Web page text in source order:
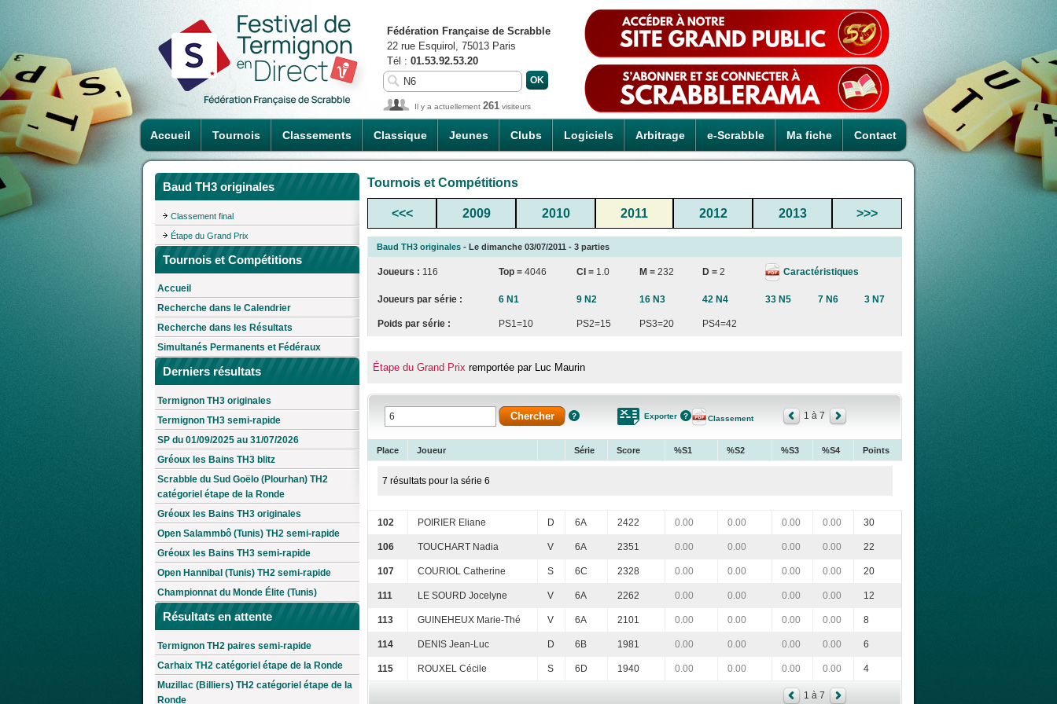
Accueil Tournois Classements Classique Jeunes Clubs Logiciels Arbitrage e-Scrabble Ma fiche Contact
Fédération Française de Scrabble
22 rue Esquirol, 75013 Paris
Tél : 01.53.92.53.20
Il y a actuellement 261 visiteurs
Baud TH3 originales
Classement final
Étape du Grand Prix
Tournois et Compétitions
Accueil
Recherche dans le Calendrier
Recherche dans les Résultats
Simultanés Permanents et Fédéraux
Derniers résultats
Termignon TH3 originales
Termignon TH3 semi-rapide
SP du 01/09/2025 au 31/07/2026
Gréoux les Bains TH3 blitz
Scrabble du Sud Goëlo (Plourhan) TH2
catégoriel étape de la Ronde
Gréoux les Bains TH3 originales
Open Salammbô (Tunis) TH2 semi-rapide
Gréoux les Bains TH3 semi-rapide
Open Hannibal (Tunis) TH2 semi-rapide
Championnat du Monde Élite (Tunis)
Résultats en attente
Termignon TH2 paires semi-rapide
Carhaix TH2 catégoriel étape de la Ronde
Muzillac (Billiers) TH2 catégoriel étape de la
Ronde
Tournois et Compétitions
<<< 2009 2010 2011 2012 2013 >>>
Baud TH3 originales - Le dimanche 03/07/2011 - 3 parties
Joueurs : 116 Top = 4046 CI = 1.0 M = 232 D = 2 Caractéristiques
Joueurs par série : 6 N1 9 N2 16 N3 42 N4 33 N5 7 N6 3 N7
Poids par série : PS1=10 PS2=15 PS3=20 PS4=42
Étape du Grand Prix remportée par Luc Maurin
Exporter Classement 1 à 7
Place Joueur Série Score %S1 %S2 %S3 %S4 Points
7 résultats pour la série 6
102 POIRIER Eliane D 6A 2422 0.00 0.00 0.00 0.00 30
106 TOUCHART Nadia V 6A 2351 0.00 0.00 0.00 0.00 22
107 COURIOL Catherine S 6C 2328 0.00 0.00 0.00 0.00 20
111 LE SOURD Jocelyne V 6A 2262 0.00 0.00 0.00 0.00 12
113 GUINEHEUX Marie-Thé V 6A 2101 0.00 0.00 0.00 0.00 8
114 DENIS Jean-Luc D 6B 1981 0.00 0.00 0.00 0.00 6
115 ROUXEL Cécile S 6D 1940 0.00 0.00 0.00 0.00 4
1 à 7